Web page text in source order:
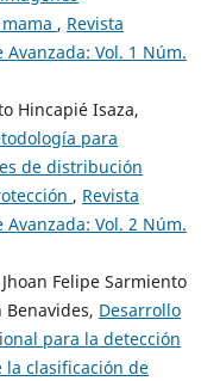
, Revista
Vol. 1 Núm.
Hincapié Isaza,
para
de distribución
, Revista
Vol. 2 Núm.
Felipe Sarmiento
Desarrollo
para la detección
la clasificación de